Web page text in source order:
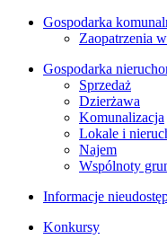
Gospodarka
Zaopatrzenia
Gospodarka
Sprzedaż
Dzierżawa
Komunalizacja
Lokale i
Najem
Wspólnoty
Informacje
Konkursy